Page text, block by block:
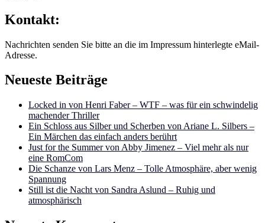
Kontakt:
Nachrichten senden Sie bitte an die im Impressum hinterlegte eMail-
Adresse.
Neueste Beiträge
Locked in von Henri Faber – WTF – was für ein schwindelig
machender Thriller
Ein Schloss aus Silber und Scherben von Ariane L. Silbers –
Ein Märchen das einfach anders berührt
Just for the Summer von Abby Jimenez – Viel mehr als nur
eine RomCom
Die Schanze von Lars Menz – Tolle Atmosphäre, aber wenig
Spannung
Still ist die Nacht von Sandra Aslund – Ruhig und
atmosphärisch